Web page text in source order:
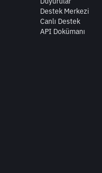
Destek Merkezi
Canlı Destek
API Dokümanı